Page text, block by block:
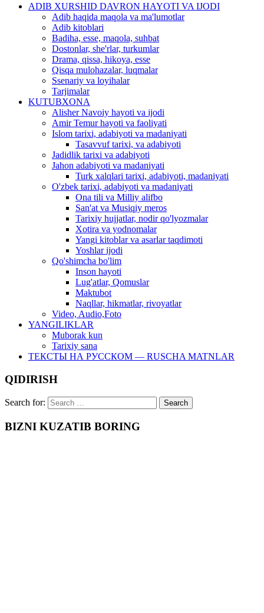
ADIB XURSHID DAVRON HAYOTI VA IJODI
Adib haqida maqola va ma'lumotlar
Adib kitoblari
Badiha, esse, maqola, suhbat
Dostonlar, she'rlar, turkumlar
Drama, qissa, hikoya, esse
Qisqa mulohazalar, luqmalar
Ssenariy va loyihalar
Tarjimalar
KUTUBXONA
Alisher Navoiy hayoti va ijodi
Amir Temur hayoti va faoliyati
Islom tarixi, adabiyoti va madaniyati
Tasavvuf tarixi, va adabiyoti
Jadidlik tarixi va adabiyoti
Jahon adabiyoti va madaniyati
Turk xalqlari tarixi, adabiyoti, madaniyati
O'zbek tarixi, adabiyoti va madaniyati
Ona tili va Milliy alifbo
San'at va Musiqiy meros
Tarixiy hujjatlar, nodir qo'lyozmalar
Xotira va yodnomalar
Yangi kitoblar va asarlar taqdimoti
Yoshlar ijodi
Qo'shimcha bo'lim
Inson hayoti
Lug'atlar, Qomuslar
Maktubot
Naqllar, hikmatlar, rivoyatlar
Video, Audio,Foto
YANGILIKLAR
Muborak kun
Tarixiy sana
ТЕКСТЫ НА РУССКОМ — RUSCHA MATNLAR
QIDIRISH
Search for:
BIZNI KUZATIB BORING